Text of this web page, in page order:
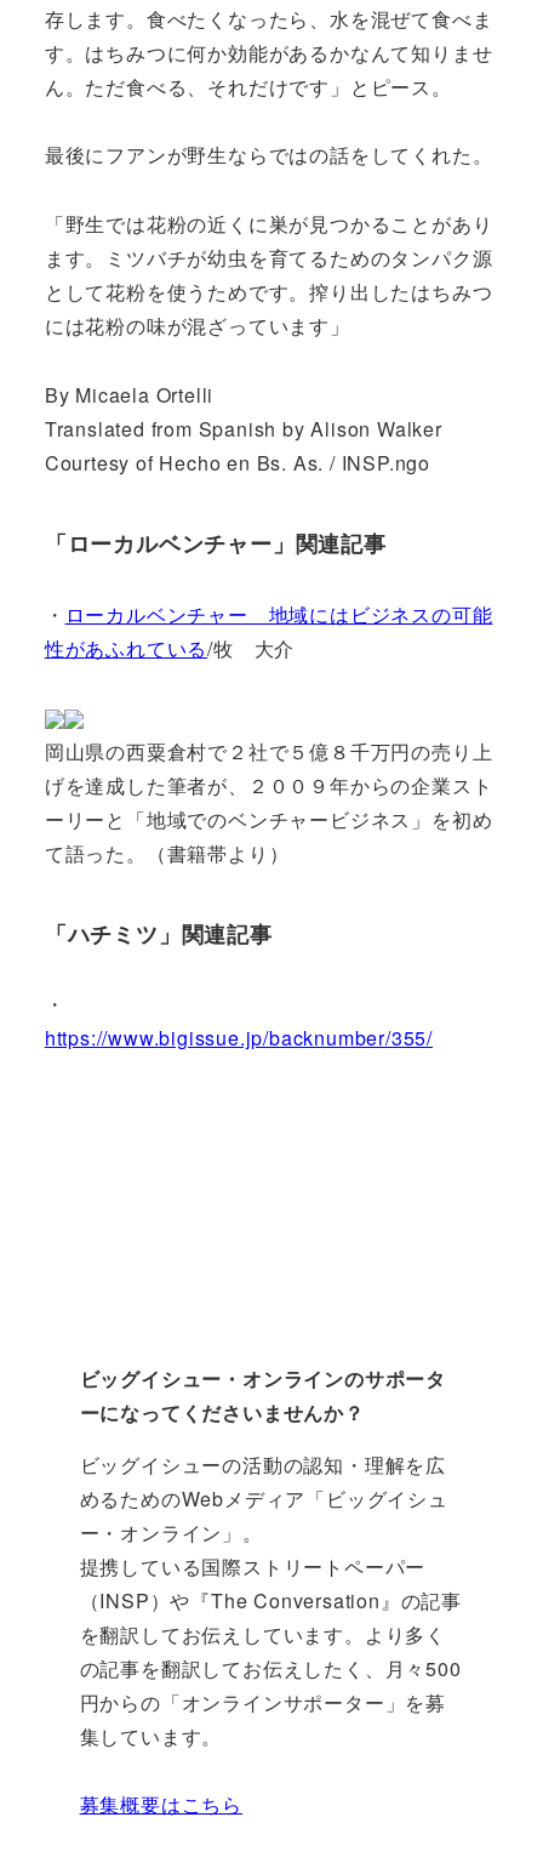
存します。食べたくなったら、水を混ぜて食べま
す。はちみつに何か効能があるかなんて知りませ
ん。ただ食べる、それだけです」とピース。
最後にフアンが野生ならではの話をしてくれた。
「野生では花粉の近くに巣が見つかることがあり
ます。ミツバチが幼虫を育てるためのタンパク源
として花粉を使うためです。搾り出したはちみつ
には花粉の味が混ざっています」
By Micaela Ortelli
Translated from Spanish by Alison Walker
Courtesy of Hecho en Bs. As. / INSP.ngo
「ローカルベンチャー」関連記事
・ ローカルベンチャー 地域にはビジネスの可能
性があふれている/牧 大介
岡山県の西粟倉村で２社で５億８千万円の売り上
げを達成した筆者が、２００９年からの企業スト
ーリーと「地域でのベンチャービジネス」を初め
て語った。（書籍帯より）
「ハチミツ」関連記事
・
https://www.bigissue.jp/backnumber/355/
ビッグイシュー・オンラインのサポータ
ーになってくださいませんか？
ビッグイシューの活動の認知・理解を広
めるためのWebメディア「ビッグイシュ
ー・オンライン」。
提携している国際ストリートペーパー
（INSP）や『The Conversation』の記事
を翻訳してお伝えしています。より多く
の記事を翻訳してお伝えしたく、月々500
円からの「オンラインサポーター」を募
集しています。
募集概要はこちら